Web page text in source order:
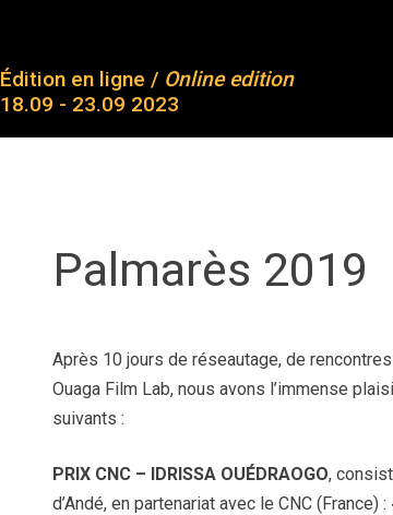
Édition en ligne / Online edition
18.09 - 23.09 2023
Palmarès
Médias et presse
Palmarès 2019
Après 10 jours de réseautage, de
Ouaga Film Lab, nous avons l’immense
suivants :
PRIX CNC – IDRISSA OUÉDRAOGO,
d’Andé, en partenariat avec le CNC (France) :